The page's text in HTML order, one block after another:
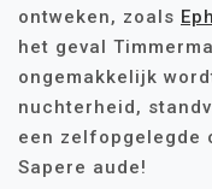
ontweken, zoals
het geval
ongemakkelijk
nuchterheid,
een zelfopgelegde
Sapere aude!